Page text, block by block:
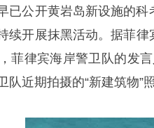
已公开黄岩岛新设施的
续开展抹黑活动。据菲
菲律宾海岸警卫队的发
队近期拍摄的“新建筑物”照